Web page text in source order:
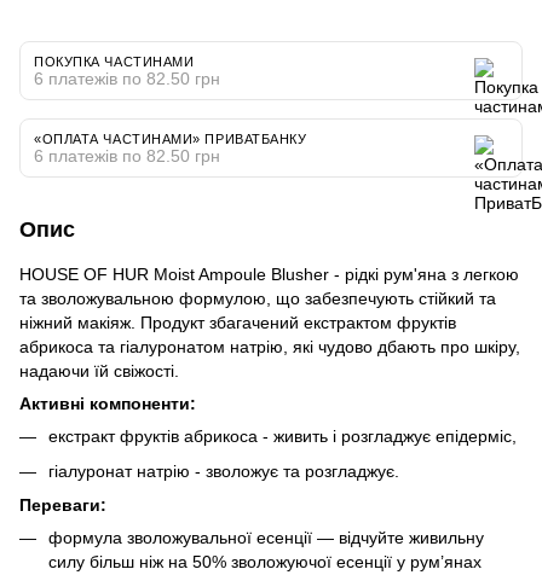
ПОКУПКА ЧАСТИНАМИ
6 платежів по 82.50 грн
«ОПЛАТА ЧАСТИНАМИ» ПРИВАТБАНКУ
6 платежів по 82.50 грн
Опис
HOUSE OF HUR Moist Ampoule Blusher - рідкі рум'яна з легкою
та зволожувальною формулою, що забезпечують стійкий та
ніжний макіяж. Продукт збагачений екстрактом фруктів
абрикоса та гіалуронатом натрію, які чудово дбають про шкіру,
надаючи їй свіжості.
Активні компоненти:
екстракт фруктів абрикоса - живить і розгладжує епідерміс,
гіалуронат натрію - зволожує та розгладжує.
Переваги:
формула зволожувальної есенції — відчуйте живильну
силу більш ніж на 50% зволожуючої есенції у рум’янах